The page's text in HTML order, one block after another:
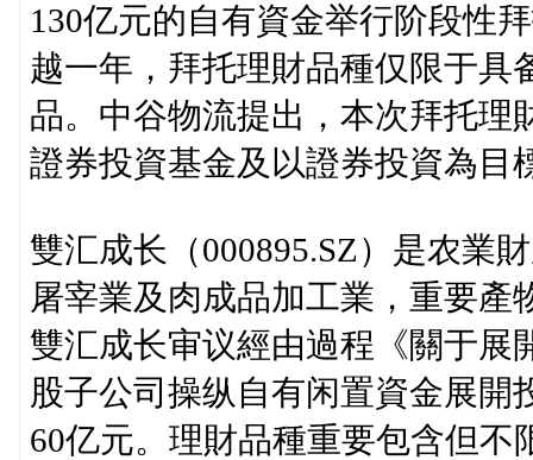
130亿元的自有資金举行阶段性
越一年，拜托理財品種仅限于具
品。中谷物流提出，本次拜托理
證券投資基金及以證券投資為目
雙汇成长（000895.SZ）是农業
屠宰業及肉成品加工業，重要產
雙汇成长审议經由過程《關于展
股子公司操纵自有闲置資金展開
60亿元。理財品種重要包含但